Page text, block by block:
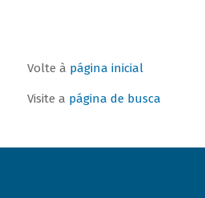
Volte à página inicial
Visite a página de busca